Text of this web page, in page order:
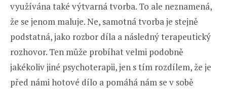
využívána také výtvarná tvorba. To ale neznamená,
že se jenom maluje. Ne, samotná tvorba je stejně
podstatná, jako rozbor díla a následný terapeutický
rozhovor. Ten může probíhat velmi podobně
jakékoliv jiné psychoterapii, jen s tím rozdílem, že je
před námi hotové dílo a pomáhá nám se v sobě